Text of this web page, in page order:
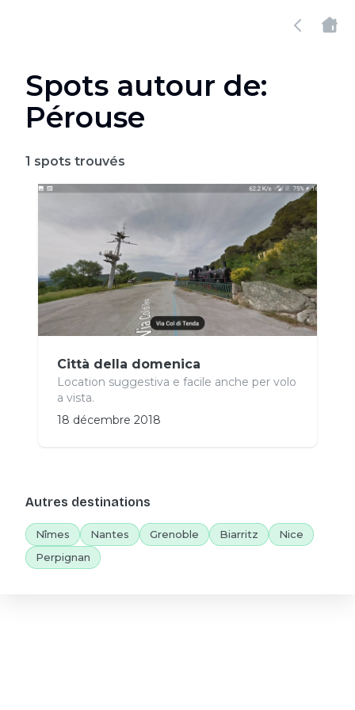
Spots autour de:
Pérouse
1 spots trouvés
Città della domenica
Location suggestiva e facile anche per volo
a vista.
18 décembre 2018
Autres destinations
Nîmes Nantes Grenoble Biarritz
Nice
Perpignan